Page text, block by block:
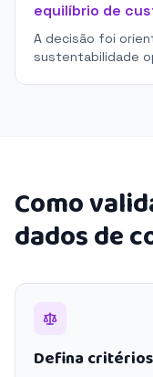
equilíbrio de
A decisão foi
sustentabilidade
Como
dados de
Defina